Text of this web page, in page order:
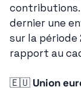
contributions.
dernier une
sur la
rapport au
🇪🇺 Union